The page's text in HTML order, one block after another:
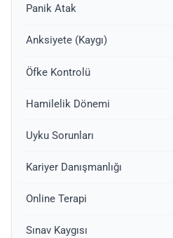
Panik Atak
Anksiyete (Kaygı)
Öfke Kontrolü
Hamilelik Dönemi
Uyku Sorunları
Kariyer Danışmanlığı
Online Terapi
Sınav Kaygısı